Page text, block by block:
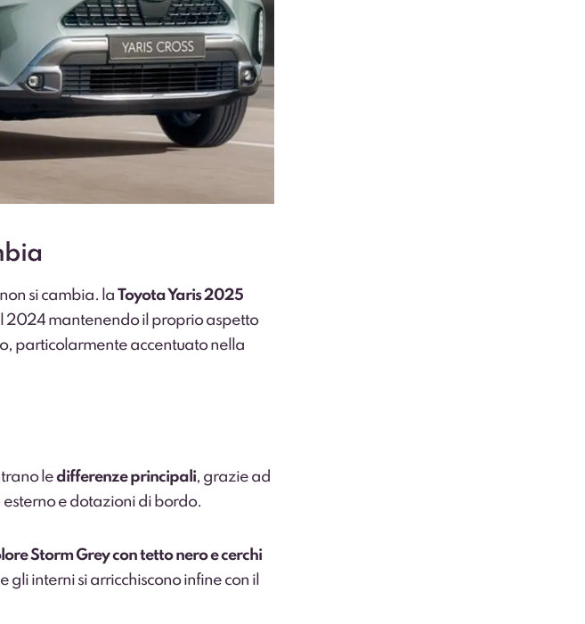
si cambia. la Toyota Yaris 2025
2024 mantenendo il proprio aspetto
particolarmente accentuato nella
ledifferenze principali, grazie ad
e dotazioni di bordo.
Storm Grey con tetto nero e cerchi
gli interni si arricchiscono infine con il